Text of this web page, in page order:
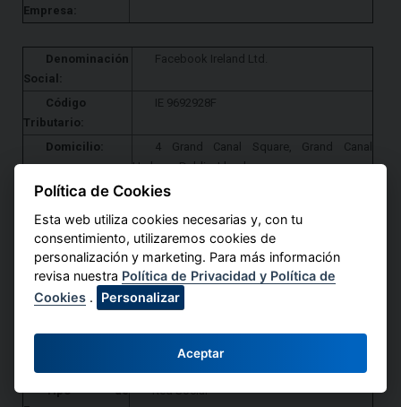
Empresa:
Denominación
Social:
Facebook Ireland Ltd.
Código
Tributario:
IE 9692928F
Domicilio:
4 Grand Canal Square, Grand Canal
Harbour, Dublin, Irlanda
Tipo de
Redes Sociales
Denominación
Social:
Twitter, Inc.
Código
EIN 20-8913779
1355 Market Street, Suite 900, San
Tipo de
Red Social
Política de Cookies
Esta web utiliza cookies necesarias y, con tu
consentimiento, utilizaremos cookies de
personalización y marketing. Para más información
revisa nuestra Política de Privacidad y Política de
Cookies . Personalizar
Aceptar